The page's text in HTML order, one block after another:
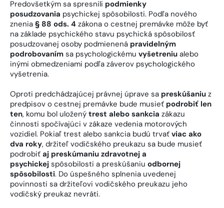
Predovšetkým sa spresnili podmienky
posudzovania psychickej spôsobilosti. Podľa nového
znenia § 88 ods. 4 zákona o cestnej premávke môže byť
na základe psychického stavu psychická spôsobilosť
posudzovanej osoby podmienená pravidelným
podrobovaním sa psychologickému vyšetreniu alebo
inými obmedzeniami podľa záverov psychologického
vyšetrenia.
Oproti predchádzajúcej právnej úprave sa preskúšaniu z
predpisov o cestnej premávke bude musieť podrobiť len
ten, komu bol uložený trest alebo sankcia zákazu
činnosti spočívajúci v zákaze vedenia motorových
vozidiel. Pokiaľ trest alebo sankcia budú trvať viac ako
dva roky, držiteľ vodičského preukazu sa bude musieť
podrobiť aj preskúmaniu zdravotnej a
psychickej spôsobilosti a preskúšaniu odbornej
spôsobilosti. Do úspešného splnenia uvedenej
povinnosti sa držiteľovi vodičského preukazu jeho
vodičský preukaz nevráti.